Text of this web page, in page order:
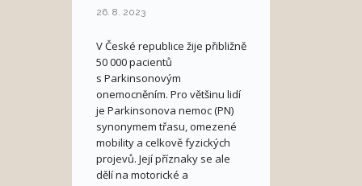
26. 8. 2023
V České republice žije přibližně
50 000 pacientů
s Parkinsonovým
onemocněním. Pro většinu lidí
je Parkinsonova nemoc (PN)
synonymem třasu, omezené
mobility a celkově fyzických
projevů. Její příznaky se ale
dělí na motorické a